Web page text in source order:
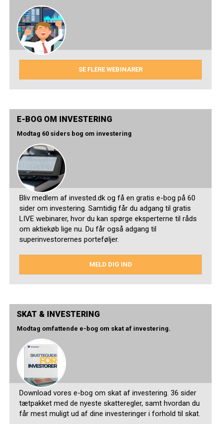
SE FLERE WEBINARER
E-BOG OM INVESTERING
Modtag 60 siders bog om investering
Bliv medlem af invested.dk og få en gratis e-bog på 60
sider om investering. Samtidig får du adgang til gratis
LIVE webinarer, hvor du kan spørge eksperterne til råds
om aktiekøb lige nu. Du får også adgang til
superinvestorernes porteføljer.
MELD DIG IND
SKAT & INVESTERING
Modtag omfattende e-bog om skat af investering.
Download vores e-bog om skat af investering. 36 sider
tætpakket med de nyeste skatteregler, samt hvordan du
får mest muligt ud af dine investeringer i forhold til skat.